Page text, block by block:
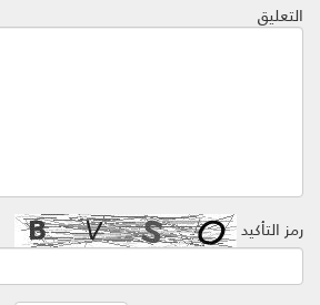
التعليق
رمز التأكيد